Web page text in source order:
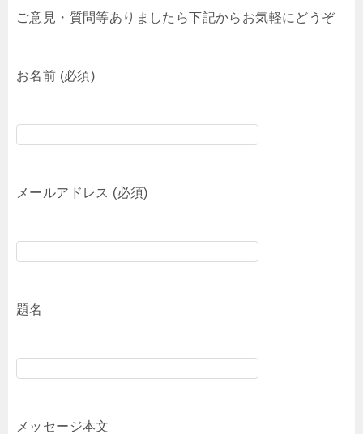
ご意見・質問等ありましたら下記からお気軽にどうぞ
お名前 (必須)
メールアドレス (必須)
題名
メッセージ本文